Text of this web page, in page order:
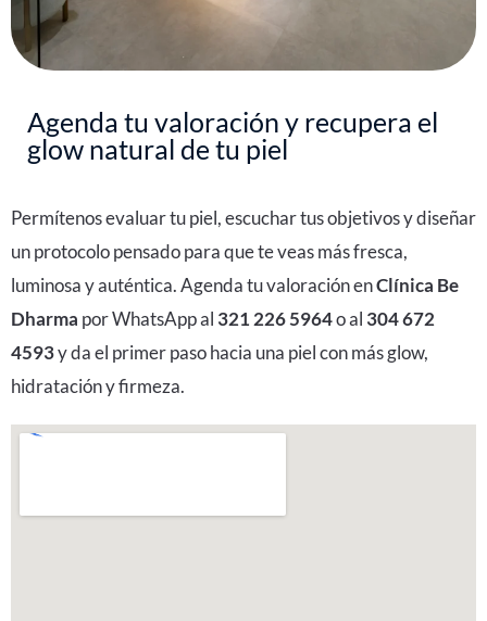
Agenda tu valoración y recupera el
glow natural de tu piel
Permítenos evaluar tu piel, escuchar tus objetivos y diseñar
un protocolo pensado para que te veas más fresca,
luminosa y auténtica. Agenda tu valoración enClínica Be
Dharma por WhatsApp al 321 226 5964o al 304 672
4593y da el primer paso hacia una piel con más glow,
hidratación y firmeza.